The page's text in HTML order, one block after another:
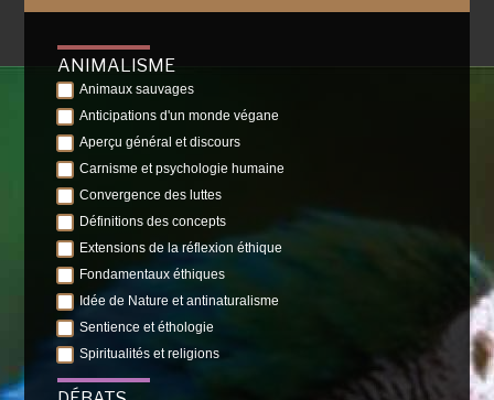
ANIMALISME
Animaux sauvages
Anticipations d'un monde végane
Aperçu général et discours
Carnisme et psychologie humaine
Convergence des luttes
Définitions des concepts
Extensions de la réflexion éthique
Fondamentaux éthiques
Idée de Nature et antinaturalisme
Sentience et éthologie
Spiritualités et religions